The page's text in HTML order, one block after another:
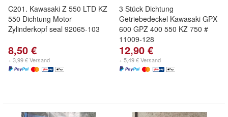
C201. Kawasaki Z 550 LTD KZ
550 Dichtung Motor
Zylinderkopf seal 92065-103
8,50 €
+ 3,99 € Versand
3 Stück Dichtung
Getriebedeckel Kawasaki GPX
600 GPZ 400 550 KZ 750 #
11009-128
12,90 €
+ 5,49 € Versand